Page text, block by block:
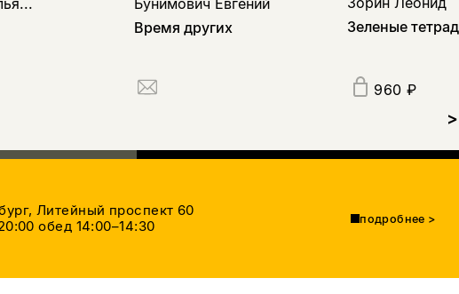
Бунимович Евгений
Время других
Зеленые
960 ₽
>
Литейный проспект 60
обед 14:00–14:30 подробнее >